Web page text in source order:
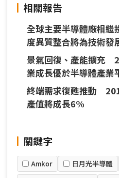
相關報告
全球主要半導體廠相
度異質整合將為技術發
景氣回復、產能擴充
業成長優於半導體產業
終端需求復甦推動
產值將成長6%
關鍵字
Amkor 日月光半導體